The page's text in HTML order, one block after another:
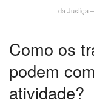
da Justiça
Como os
podem
atividade?